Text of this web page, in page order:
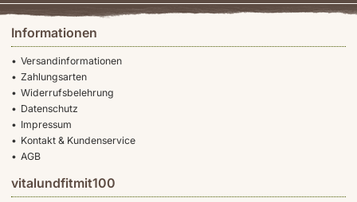
Informationen
Versandinformationen
Zahlungsarten
Widerrufsbelehrung
Datenschutz
Impressum
Kontakt & Kundenservice
AGB
vitalundfitmit100